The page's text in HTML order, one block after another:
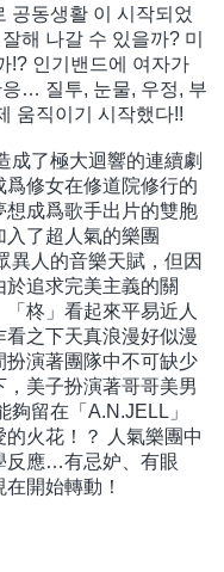
공동생활 이 시작되었
해 나갈 수 있을까? 미
!? 인기밴드에 여자가
… 질투, 눈물, 우정, 부
움직이기 시작했다!!
成了極大迴響的連續劇
爲修女在修道院修行的
成爲歌手出片的雙胞
了超人氣的樂團
異人的音樂天賦，但因
追求完美主義的關
柊」看起來平易近人
之下天真浪漫好似漫
演著團隊中不可缺少
美子扮演著哥哥美男
留在「A.N.JELL」
火花！？ 人氣樂團中
反應…有忌妒、有眼
開始轉動！